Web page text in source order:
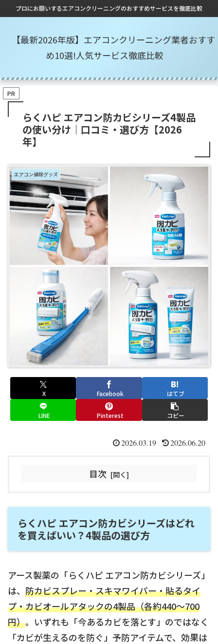
プロにお願いするエアコンクリーニングのおすすめサービスを徹底比較
【最新2026年版】エアコンクリーニング業者おすす
め10選!人気サービス徹底比較
PR
らくハピ エアコン防カビシリーズ4製品
の使い分け｜口コミ・選び方【2026
年】
エアコン掃除グッズ
X Facebook はてブ
LINE Pinterest コピー
2026.03.19 2026.06.20
目次
らくハピ エアコン防カビシリーズはどれ
を買えばいい？4製品の選び方
アース製薬の「らくハピ エアコン防カビシリーズ」
は、 防カビスプレー・スキマワイパー・貼るタイ
プ・カビオールアタックの4製品（各約440〜700
円）。いずれも「今あるカビを落とす」のではなく
「カビが生えるのを防ぐ」予防アイテムで、効果は